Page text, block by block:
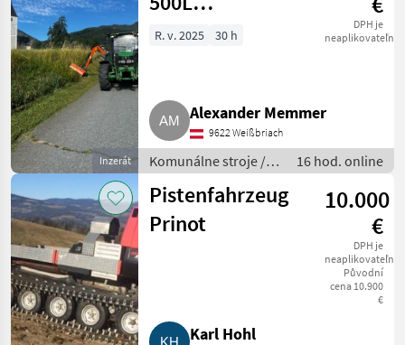
Inzerát
Böschungsmäher,
DPH je
neaplikovateľné
R. v. 2025 30 h
Alexander Memmer
9622 Weißbriach
Komunálne stroje /
Spádová kosačka
16 hod. online
Pistenfahrzeug
Prinot
10.000
€
DPH je
neaplikovateľné
Původní
cena 10.900
€
Karl Hohl